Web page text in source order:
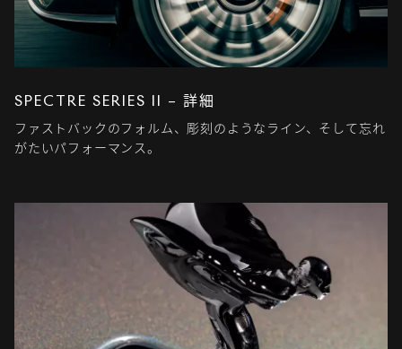
SPECTRE SERIES II – 詳細
ファストバックのフォルム、彫刻のようなライン、そして忘れ
がたいパフォーマンス。